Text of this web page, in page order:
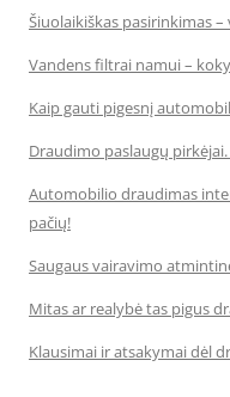
Šiuolaikiškas pasirinkimas
Vandens filtrai namui –
Kaip gauti pigesnį
Draudimo paslaugų
Automobilio draudimas
pačių!
Saugaus vairavimo
Mitas ar realybė tas pigus
Klausimai ir atsakymai dėl